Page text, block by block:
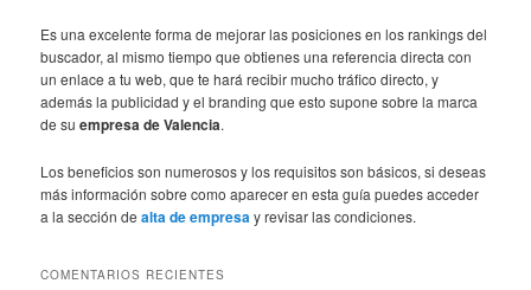
Es una excelente forma de mejorar las posiciones en los rankings del
buscador, al mismo tiempo que obtienes una referencia directa con
un enlace a tu web, que te hará recibir mucho tráfico directo, y
además la publicidad y el branding que esto supone sobre la marca
de suempresa de Valencia.
Los beneficios son numerosos y los requisitos son básicos, si deseas
más información sobre como aparecer en esta guía puedes acceder
a la sección dealta de empresay revisar las condiciones.
COMENTARIOS RECIENTES